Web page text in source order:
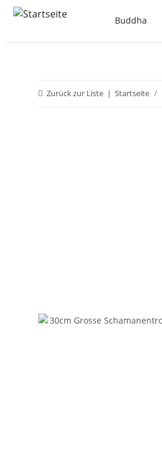
Buddha
Zurück zur Liste Startseite